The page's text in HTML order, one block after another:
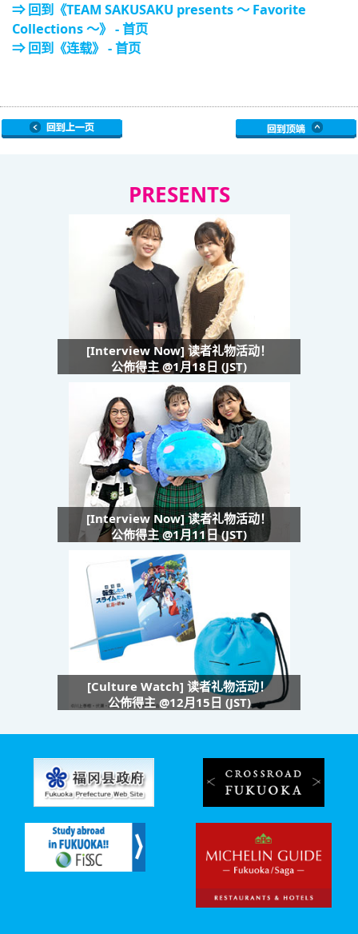
⇒ 回到《TEAM SAKUSAKU presents ～ Favorite
Collections ～》 - 首页
⇒ 回到《连载》 - 首页
PRESENTS
[Interview Now] 读者礼物活动！
公佈得主 @1月18日 (JST)
[Interview Now] 读者礼物活动！
公佈得主 @1月11日 (JST)
[Culture Watch] 读者礼物活动！
公佈得主 @12月15日 (JST)